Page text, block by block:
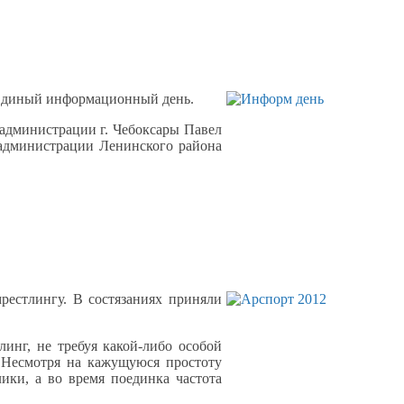
информационный день.
г. Чебоксары Павел
Ленинского района
В состязаниях приняли
не требуя какой-либо особой
Несмотря на кажущуюся простоту
а во время поединка частота